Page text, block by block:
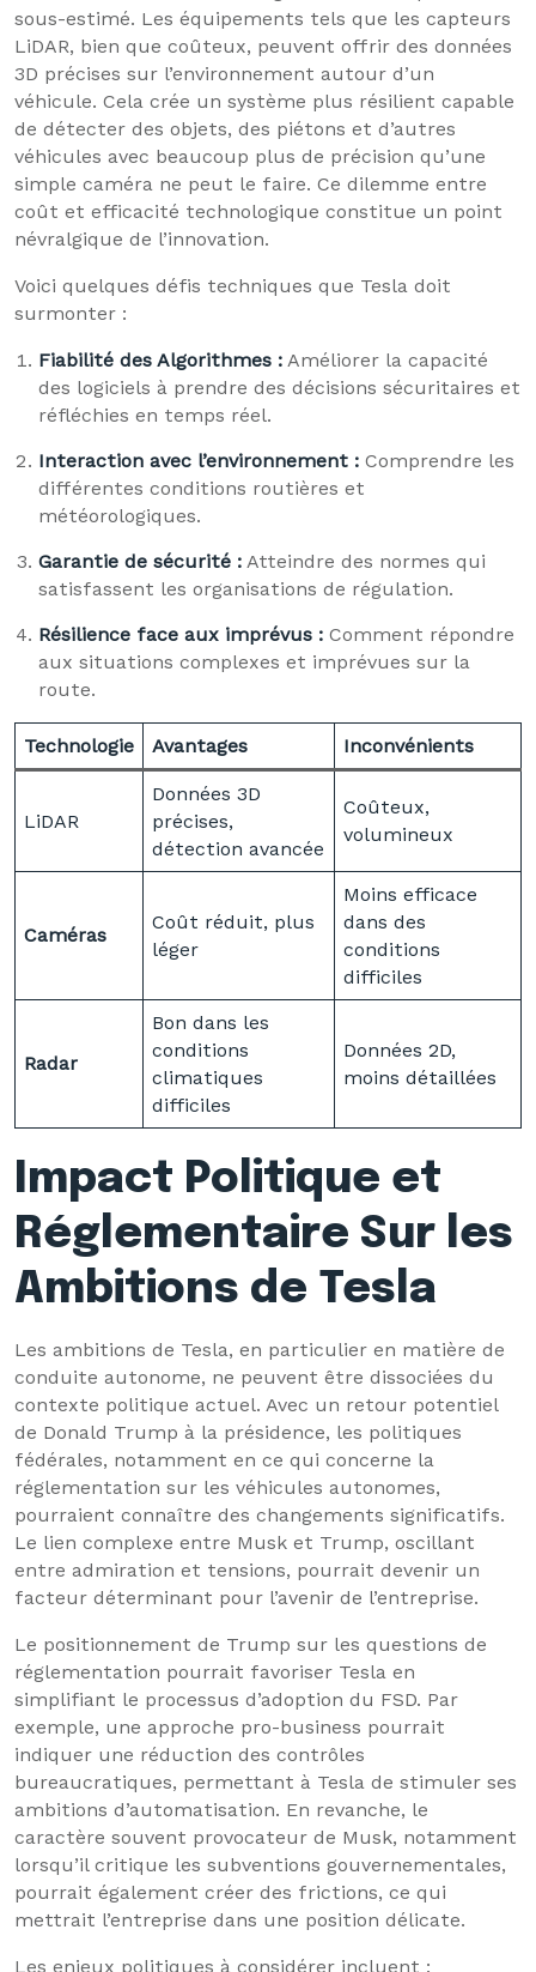
sous-estimé. Les équipements tels que les capteurs
LiDAR, bien que coûteux, peuvent offrir des données
3D précises sur l’environnement autour d’un
véhicule. Cela crée un système plus résilient capable
de détecter des objets, des piétons et d’autres
véhicules avec beaucoup plus de précision qu’une
simple caméra ne peut le faire. Ce dilemme entre
coût et efficacité technologique constitue un point
névralgique de l’innovation.
Voici quelques défis techniques que Tesla doit
surmonter :
Fiabilité des Algorithmes : Améliorer la capacité
des logiciels à prendre des décisions sécuritaires et
réfléchies en temps réel.
Interaction avec l’environnement : Comprendre les
différentes conditions routières et
météorologiques.
Garantie de sécurité : Atteindre des normes qui
satisfassent les organisations de régulation.
Résilience face aux imprévus : Comment répondre
aux situations complexes et imprévues sur la
route.
Technologie Avantages Inconvénients
LiDAR
Données 3D
précises,
détection avancée
Coûteux,
volumineux
Caméras
Coût réduit, plus
léger
Moins efficace
dans des
conditions
difficiles
Radar
Bon dans les
conditions
climatiques
difficiles
Données 2D,
moins détaillées
Impact Politique et
Réglementaire Sur les
Ambitions de Tesla
Les ambitions de Tesla, en particulier en matière de
conduite autonome, ne peuvent être dissociées du
contexte politique actuel. Avec un retour potentiel
de Donald Trump à la présidence, les politiques
fédérales, notamment en ce qui concerne la
réglementation sur les véhicules autonomes,
pourraient connaître des changements significatifs.
Le lien complexe entre Musk et Trump, oscillant
entre admiration et tensions, pourrait devenir un
facteur déterminant pour l’avenir de l’entreprise.
Le positionnement de Trump sur les questions de
réglementation pourrait favoriser Tesla en
simplifiant le processus d’adoption du FSD. Par
exemple, une approche pro-business pourrait
indiquer une réduction des contrôles
bureaucratiques, permettant à Tesla de stimuler ses
ambitions d’automatisation. En revanche, le
caractère souvent provocateur de Musk, notamment
lorsqu’il critique les subventions gouvernementales,
pourrait également créer des frictions, ce qui
mettrait l’entreprise dans une position délicate.
Les enjeux politiques à considérer incluent :